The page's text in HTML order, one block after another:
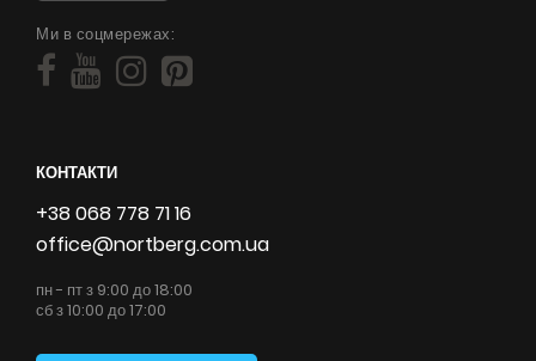
Ми в соцмережах:
КОНТАКТИ
+38 068 778 71 16
office@nortberg.com.ua
пн - пт з 9:00 до 18:00
сб з 10:00 до 17:00